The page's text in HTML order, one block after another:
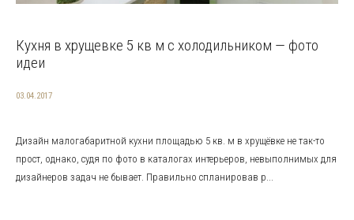
Кухня в хрущевке 5 кв м с холодильником — фото
идеи
03.04.2017
Дизайн малогабаритной кухни площадью 5 кв. м в хрущёвке не так-то
прост, однако, судя по фото в каталогах интерьеров, невыполнимых для
дизайнеров задач не бывает. Правильно спланировав р...